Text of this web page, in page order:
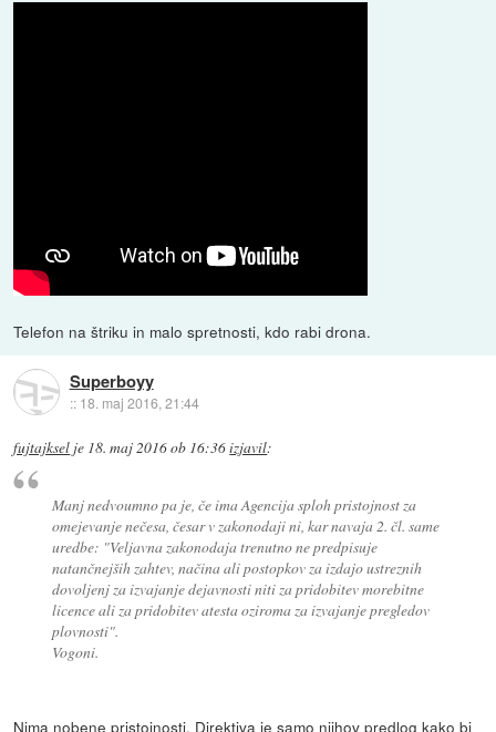
Telefon na štriku in malo spretnosti, kdo rabi drona.
Superboyy
:: 18. maj 2016, 21:44
fujtajksel je 18. maj 2016 ob 16:36izjavil:
Manj nedvoumno pa je, če ima Agencija sploh pristojnost za
omejevanje nečesa, česar v zakonodaji ni, kar navaja 2. čl. same
uredbe: "Veljavna zakonodaja trenutno ne predpisuje
natančnejših zahtev, načina ali postopkov za izdajo ustreznih
dovoljenj za izvajanje dejavnosti niti za pridobitev morebitne
licence ali za pridobitev atesta oziroma za izvajanje pregledov
plovnosti".
Vogoni.
Nima nobene pristojnosti. Direktiva je samo njihov predlog kako bi